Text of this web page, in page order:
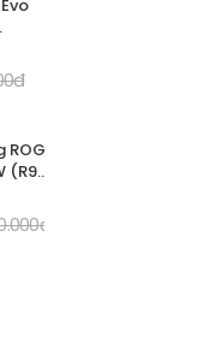
ROG
(R9-